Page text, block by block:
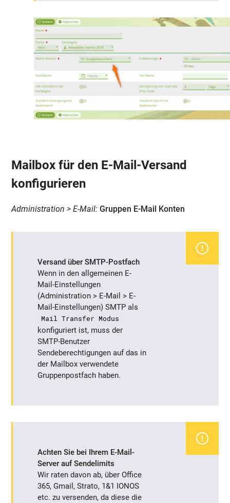
Mailbox für den E-Mail-Versand
konfigurieren
Administration > E-Mail: Gruppen E-Mail Konten
Versand über SMTP-Postfach
Wenn in den allgemeinen E-
Mail-Einstellungen
(Administration > E-Mail > E-
Mail-Einstellungen) SMTP als
Mail Transfer Modus
konfiguriert ist, muss der
SMTP-Benutzer
Sendeberechtigungen auf das in
der Mailbox verwendete
Gruppenpostfach haben.
Achten Sie bei Ihrem E-Mail-
Server auf Sendelimits
Wir raten davon ab, über Office
365, Gmail, Strato, 1&1 IONOS
etc. zu versenden, da diese die